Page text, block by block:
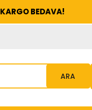
KARGO BEDAVA!
ARA